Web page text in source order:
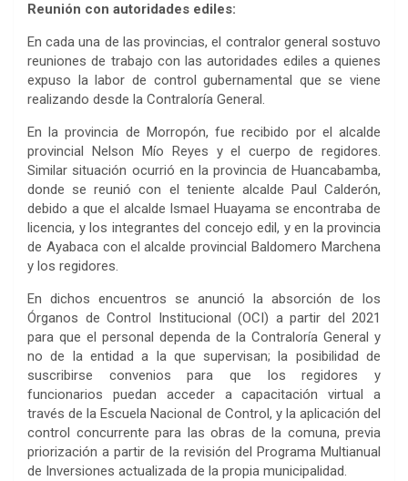
Reunión con autoridades ediles:
En cada una de las provincias, el contralor general sostuvo
reuniones de trabajo con las autoridades ediles a quienes
expuso la labor de control gubernamental que se viene
realizando desde la Contraloría General.
En la provincia de Morropón, fue recibido por el alcalde
provincial Nelson Mío Reyes y el cuerpo de regidores.
Similar situación ocurrió en la provincia de Huancabamba,
donde se reunió con el teniente alcalde Paul Calderón,
debido a que el alcalde Ismael Huayama se encontraba de
licencia, y los integrantes del concejo edil, y en la provincia
de Ayabaca con el alcalde provincial Baldomero Marchena
y los regidores.
En dichos encuentros se anunció la absorción de los
Órganos de Control Institucional (OCI) a partir del 2021
para que el personal dependa de la Contraloría General y
no de la entidad a la que supervisan; la posibilidad de
suscribirse convenios para que los regidores y
funcionarios puedan acceder a capacitación virtual a
través de la Escuela Nacional de Control, y la aplicación del
control concurrente para las obras de la comuna, previa
priorización a partir de la revisión del Programa Multianual
de Inversiones actualizada de la propia municipalidad.